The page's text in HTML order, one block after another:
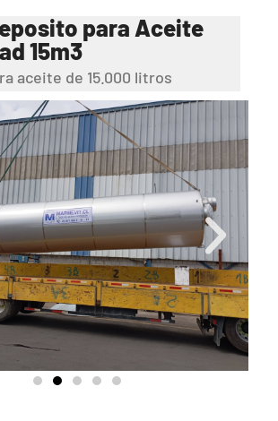
para Aceite
15m3
aceite de 15.000 litros